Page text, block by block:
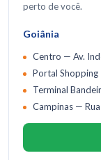
perto de você.
Goiânia
Centro — Av.
Portal
Terminal
Campinas —